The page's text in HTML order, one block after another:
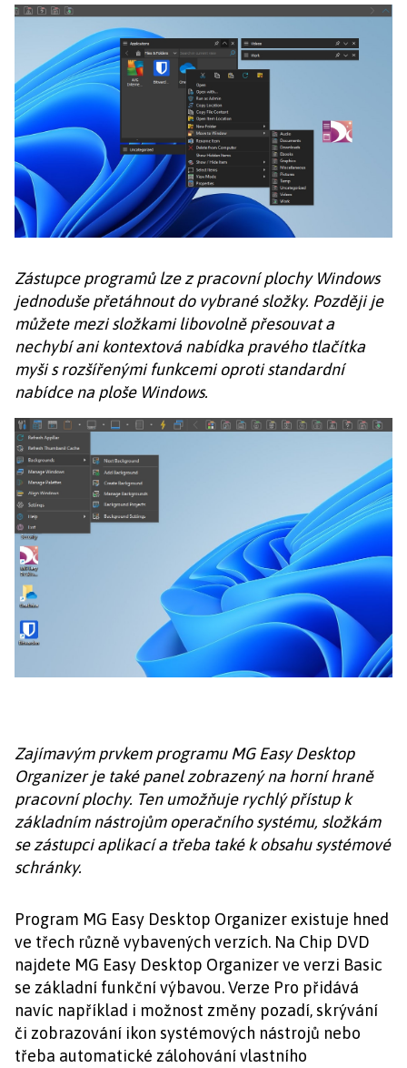
Zástupce programů lze z pracovní plochy Windows
jednoduše přetáhnout do vybrané složky. Později je
můžete mezi složkami libovolně přesouvat a
nechybí ani kontextová nabídka pravého tlačítka
myši s rozšířenými funkcemi oproti standardní
nabídce na ploše Windows.
Zajímavým prvkem programu MG Easy Desktop
Organizer je také panel zobrazený na horní hraně
pracovní plochy. Ten umožňuje rychlý přístup k
základním nástrojům operačního systému, složkám
se zástupci aplikací a třeba také k obsahu systémové
schránky.
Program MG Easy Desktop Organizer existuje hned
ve třech různě vybavených verzích. Na Chip DVD
najdete MG Easy Desktop Organizer ve verzi Basic
se základní funkční výbavou. Verze Pro přidává
navíc například i možnost změny pozadí, skrývání
či zobrazování ikon systémových nástrojů nebo
třeba automatické zálohování vlastního